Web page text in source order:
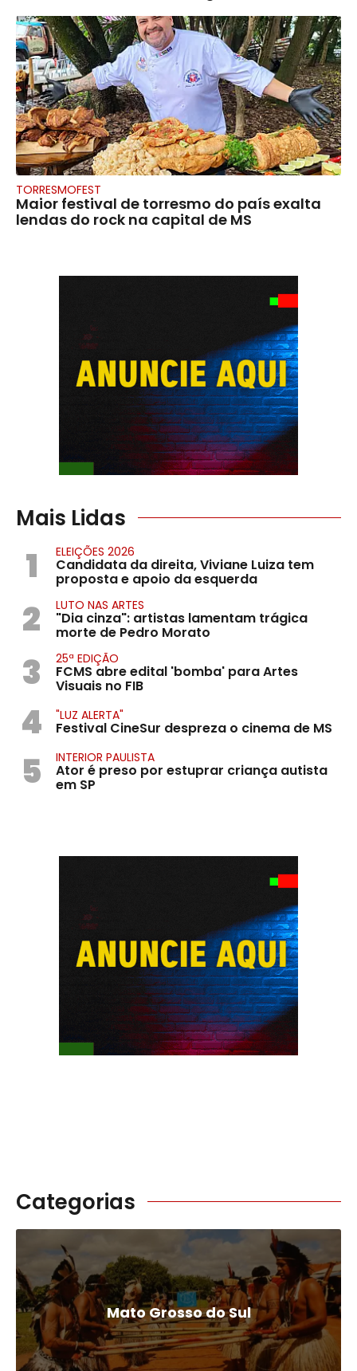
TORRESMOFEST
Maior festival de torresmo do país exalta
lendas do rock na capital de MS
Mais Lidas
1 ELEIÇÕES 2026
Candidata da direita, Viviane Luiza tem
proposta e apoio da esquerda
2 LUTO NAS ARTES
"Dia cinza": artistas lamentam trágica
morte de Pedro Morato
3 25ª EDIÇÃO
FCMS abre edital 'bomba' para Artes
Visuais no FIB
4 "LUZ ALERTA"
Festival CineSur despreza o cinema de MS
5 INTERIOR PAULISTA
Ator é preso por estuprar criança autista
em SP
Categorias
Mato Grosso do Sul